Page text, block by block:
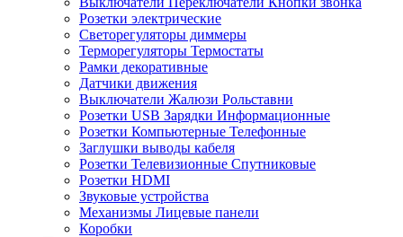
Розетки электрические
Светорегуляторы диммеры
Терморегуляторы Термостаты
Рамки декоративные
Датчики движения
Выключатели Жалюзи Рольставни
Розетки USB Зарядки Информационные
Розетки Компьютерные Телефонные
Заглушки выводы кабеля
Розетки Телевизионные Спутниковые
Розетки HDMI
Звуковые устройства
Механизмы Лицевые панели
Коробки